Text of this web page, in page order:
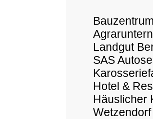
Landgut
SAS
Hotel &
Häuslicher
Wetzendorf